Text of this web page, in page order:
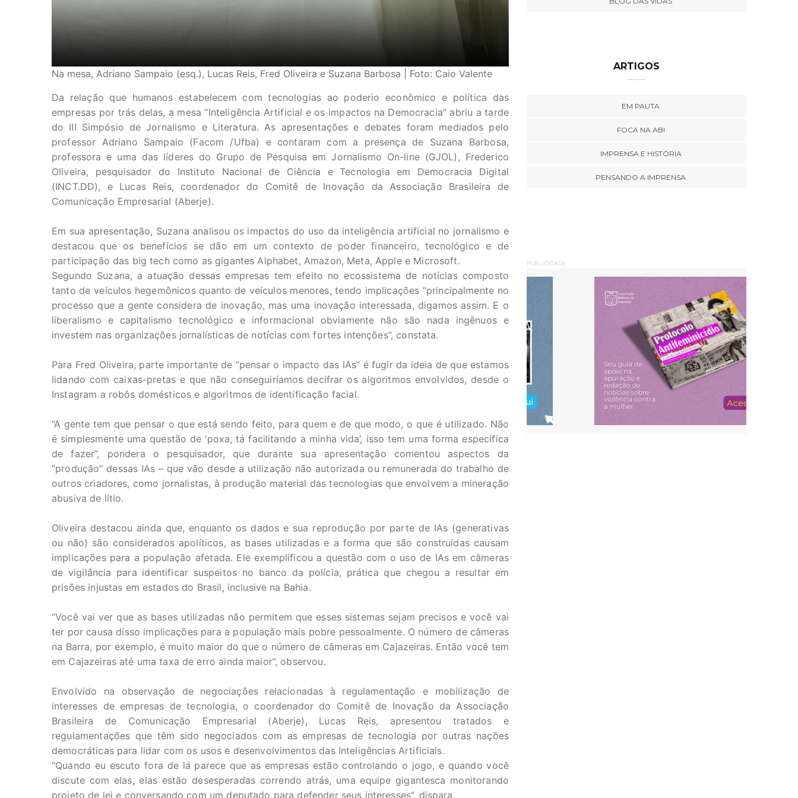
Na mesa, Adriano Sampaio (esq.), Lucas Reis, Fred Oliveira e Suzana Barbosa | Foto: Caio Valente
Da relação que humanos estabelecem com tecnologias ao poderio econômico e política das
empresas por trás delas, a mesa “Inteligência Artificial e os impactos na Democracia” abriu a tarde
do III Simpósio de Jornalismo e Literatura. As apresentações e debates foram mediados pelo
professor Adriano Sampaio (Facom /Ufba) e contaram com a presença de Suzana Barbosa,
professora e uma das líderes do Grupo de Pesquisa em Jornalismo On-line (GJOL), Frederico
Oliveira, pesquisador do Instituto Nacional de Ciência e Tecnologia em Democracia Digital
(INCT.DD), e Lucas Reis, coordenador do Comitê de Inovação da Associação Brasileira de
Comunicação Empresarial (Aberje).
Em sua apresentação, Suzana analisou os impactos do uso da inteligência artificial no jornalismo e
destacou que os benefícios se dão em um contexto de poder financeiro, tecnológico e de
participação das big tech como as gigantes Alphabet, Amazon, Meta, Apple e Microsoft.
Segundo Suzana, a atuação dessas empresas tem efeito no ecossistema de notícias composto
tanto de veículos hegemônicos quanto de veículos menores, tendo implicações “principalmente no
processo que a gente considera de inovação, mas uma inovação interessada, digamos assim. E o
liberalismo e capitalismo tecnológico e informacional obviamente não são nada ingênuos e
investem nas organizações jornalísticas de notícias com fortes intenções”, constata.
Para Fred Oliveira, parte importante de “pensar o impacto das IAs” é fugir da ideia de que estamos
lidando com caixas-pretas e que não conseguiríamos decifrar os algoritmos envolvidos, desde o
Instagram a robôs domésticos e algoritmos de identificação facial.
“A gente tem que pensar o que está sendo feito, para quem e de que modo, o que é utilizado. Não
é simplesmente uma questão de ‘poxa, tá facilitando a minha vida’, isso tem uma forma específica
de fazer”, pondera o pesquisador, que durante sua apresentação comentou aspectos da
“produção” dessas IAs – que vão desde a utilização não autorizada ou remunerada do trabalho de
outros criadores, como jornalistas, à produção material das tecnologias que envolvem a mineração
abusiva de lítio.
Oliveira destacou ainda que, enquanto os dados e sua reprodução por parte de IAs (generativas
ou não) são considerados apolíticos, as bases utilizadas e a forma que são construídas causam
implicações para a população afetada. Ele exemplificou a questão com o uso de IAs em câmeras
de vigilância para identificar suspeitos no banco da polícia, prática que chegou a resultar em
prisões injustas em estados do Brasil, inclusive na Bahia.
“Você vai ver que as bases utilizadas não permitem que esses sistemas sejam precisos e você vai
ter por causa disso implicações para a população mais pobre pessoalmente. O número de câmeras
na Barra, por exemplo, é muito maior do que o número de câmeras em Cajazeiras. Então você tem
em Cajazeiras até uma taxa de erro ainda maior”, observou.
Envolvido na observação de negociações relacionadas à regulamentação e mobilização de
interesses de empresas de tecnologia, o coordenador do Comitê de Inovação da Associação
Brasileira de Comunicação Empresarial (Aberje), Lucas Reis, apresentou tratados e
regulamentações que têm sido negociados com as empresas de tecnologia por outras nações
democráticas para lidar com os usos e desenvolvimentos das Inteligências Artificiais.
“Quando eu escuto fora de lá parece que as empresas estão controlando o jogo, e quando você
discute com elas, elas estão desesperadas correndo atrás, uma equipe gigantesca monitorando
projeto de lei e conversando com um deputado para defender seus interesses”, dispara.
ARTIGOS
EM PAUTA
FOCA NA ABI
IMPRENSA E HISTÓRIA
PENSANDO A IMPRENSA
PUBLICIDADE